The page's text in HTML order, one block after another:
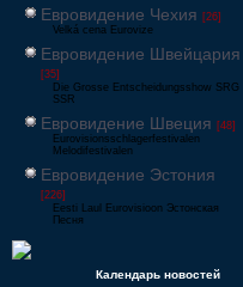
Евровидение Чехия [26]
Velká cena Eurovize
Евровидение Швейцария
[35]
Die Grosse Entscheidungsshow SRG
SSR
Евровидение Швеция [48]
Eurovisionsschlagerfestivalen
Melodifestivalen
Евровидение Эстония
[226]
Eesti Laul Eurovisioon Эстонская
Песня
Календарь новостей